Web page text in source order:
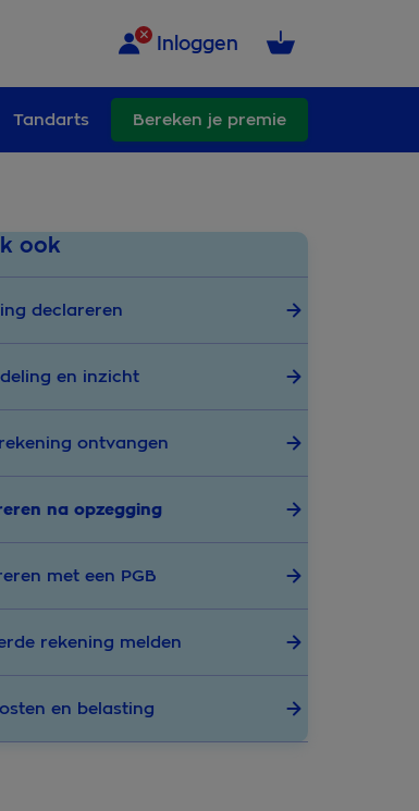
Inloggen
Tandarts Bereken je premie
ook
declareren
en inzicht
rekening ontvangen
na opzegging
met een PGB
rekening melden
en belasting